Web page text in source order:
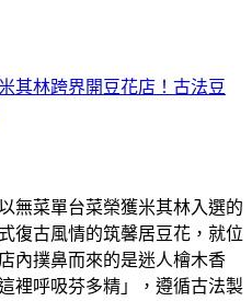
其林跨界開豆花店！古法豆
無菜單台菜榮獲米其林入選的
復古風情的筑馨居豆花，就位
內撲鼻而來的是迷人檜木香
裡呼吸芬多精」，遵循古法製